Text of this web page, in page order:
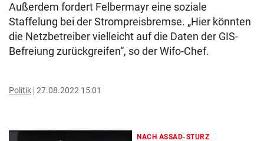
Außerdem fordert Felbermayr eine soziale
Staffelung bei der Strompreisbremse. „Hier könnten
die Netzbetreiber vielleicht auf die Daten der GIS-
Befreiung zurückgreifen“, so der Wifo-Chef.
Politik 27.08.2022 15:01
NACH ASSAD-STURZ